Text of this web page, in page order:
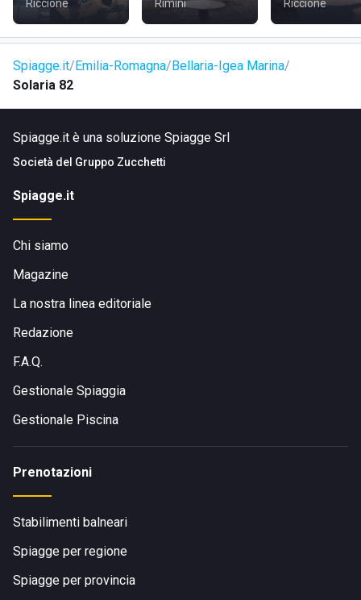
Riccione Rimini Riccione
Spiagge.it Emilia-Romagna Bellaria-Igea Marina
Solaria 82
Spiagge.it è una soluzione Spiagge Srl
Società del Gruppo Zucchetti
Spiagge.it
Chi siamo
Magazine
La nostra linea editoriale
Redazione
F.A.Q.
Gestionale Spiaggia
Gestionale Piscina
Prenotazioni
Stabilimenti balneari
Spiagge per regione
Spiagge per provincia